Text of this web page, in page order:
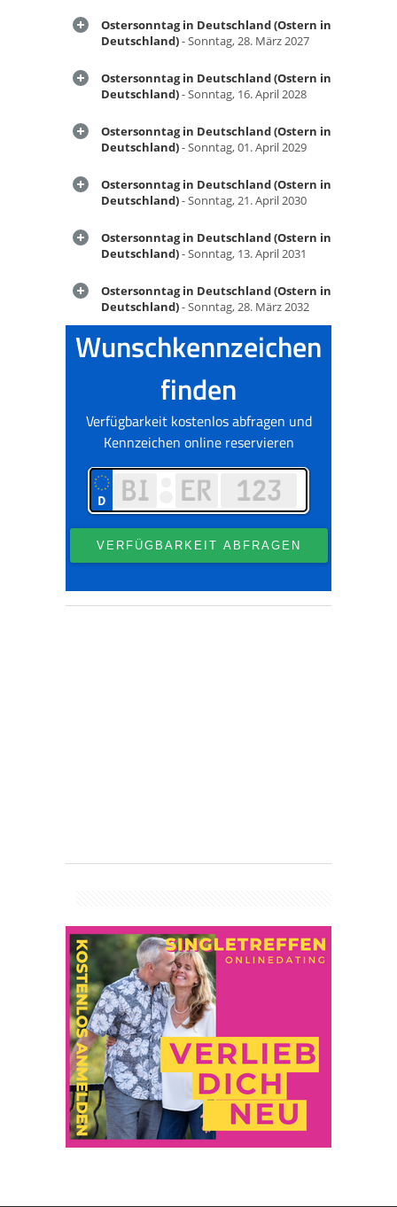
Ostersonntag in Deutschland (Ostern in
Deutschland)- Sonntag, 28. März 2027
Ostersonntag in Deutschland (Ostern in
Deutschland)- Sonntag, 16. April 2028
Ostersonntag in Deutschland (Ostern in
Deutschland)- Sonntag, 01. April 2029
Ostersonntag in Deutschland (Ostern in
Deutschland)- Sonntag, 21. April 2030
Ostersonntag in Deutschland (Ostern in
Deutschland)- Sonntag, 13. April 2031
Ostersonntag in Deutschland (Ostern in
Deutschland)- Sonntag, 28. März 2032